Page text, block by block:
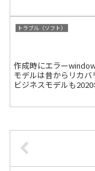
トラブル（ソフト）
作成時にエラー
モデルは昔からリカバ
ビジネスモデルも